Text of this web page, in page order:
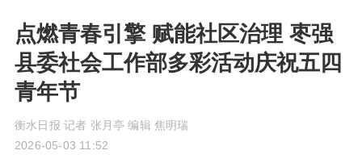
点燃青春引擎 赋能社区治理 枣强
县委社会工作部多彩活动庆祝五四
青年节
衡水日报 记者 张月亭 编辑 焦明瑞
2026-05-03 11:52